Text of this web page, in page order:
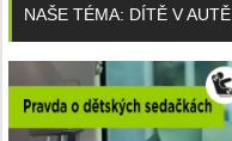
NAŠE TÉMA: DÍTĚ V AUTĚ